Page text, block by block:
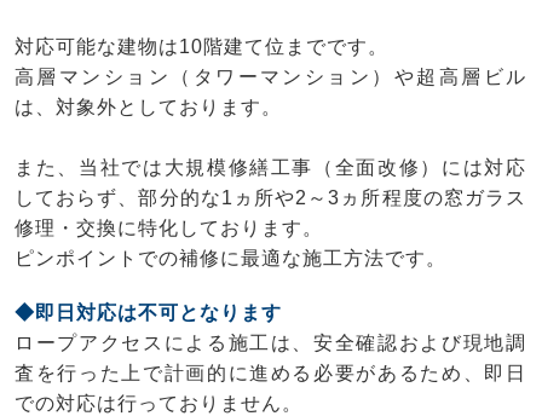
対応可能な建物は10階建て位までです。
高層マンション（タワーマンション）や超高層ビル
は、対象外としております。
また、当社では大規模修繕工事（全面改修）には対応
しておらず、部分的な1ヵ所や2～3ヵ所程度の窓ガラス
修理・交換に特化しております。
ピンポイントでの補修に最適な施工方法です。
◆即日対応は不可となります
ロープアクセスによる施工は、安全確認および現地調
査を行った上で計画的に進める必要があるため、即日
での対応は行っておりません。